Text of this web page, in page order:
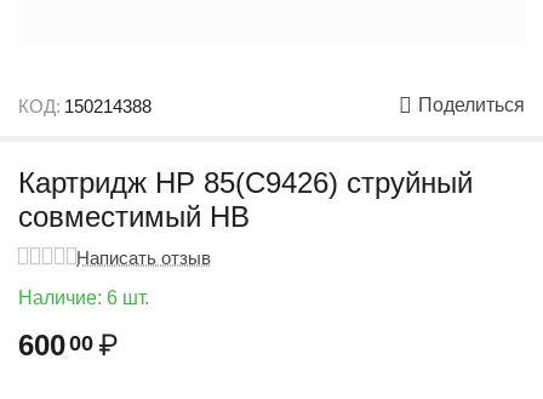
КОД: 150214388 Поделиться
Картридж HP 85(C9426) струйный
совместимый HB
Написать отзыв
Наличие: 6 шт.
60000 ₽